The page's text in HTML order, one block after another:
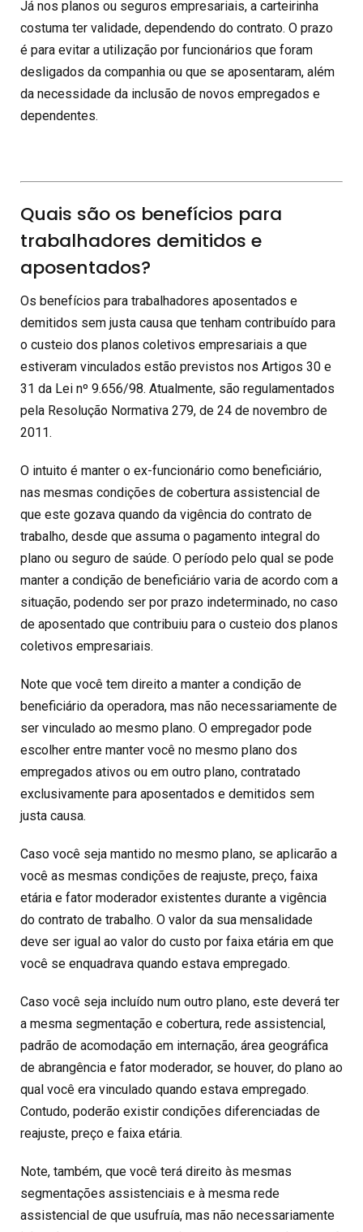
Já nos planos ou seguros empresariais, a carteirinha
costuma ter validade, dependendo do contrato. O prazo
é para evitar a utilização por funcionários que foram
desligados da companhia ou que se aposentaram, além
da necessidade da inclusão de novos empregados e
dependentes.
Quais são os benefícios para
trabalhadores demitidos e
aposentados?
Os benefícios para trabalhadores aposentados e
demitidos sem justa causa que tenham contribuído para
o custeio dos planos coletivos empresariais a que
estiveram vinculados estão previstos nos Artigos 30 e
31 da Lei nº 9.656/98. Atualmente, são regulamentados
pela Resolução Normativa 279, de 24 de novembro de
2011.
O intuito é manter o ex-funcionário como beneficiário,
nas mesmas condições de cobertura assistencial de
que este gozava quando da vigência do contrato de
trabalho, desde que assuma o pagamento integral do
plano ou seguro de saúde. O período pelo qual se pode
manter a condição de beneficiário varia de acordo com a
situação, podendo ser por prazo indeterminado, no caso
de aposentado que contribuiu para o custeio dos planos
coletivos empresariais.
Note que você tem direito a manter a condição de
beneficiário da operadora, mas não necessariamente de
ser vinculado ao mesmo plano. O empregador pode
escolher entre manter você no mesmo plano dos
empregados ativos ou em outro plano, contratado
exclusivamente para aposentados e demitidos sem
justa causa.
Caso você seja mantido no mesmo plano, se aplicarão a
você as mesmas condições de reajuste, preço, faixa
etária e fator moderador existentes durante a vigência
do contrato de trabalho. O valor da sua mensalidade
deve ser igual ao valor do custo por faixa etária em que
você se enquadrava quando estava empregado.
Caso você seja incluído num outro plano, este deverá ter
a mesma segmentação e cobertura, rede assistencial,
padrão de acomodação em internação, área geográfica
de abrangência e fator moderador, se houver, do plano ao
qual você era vinculado quando estava empregado.
Contudo, poderão existir condições diferenciadas de
reajuste, preço e faixa etária.
Note, também, que você terá direito às mesmas
segmentações assistenciais e à mesma rede
assistencial de que usufruía, mas não necessariamente